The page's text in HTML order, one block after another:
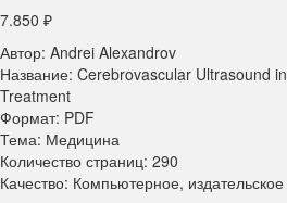
7.850 ₽
Автор: Andrei Alexandrov
Название: Cerebrovascular Ultrasound
Treatment
Формат: PDF
Тема: Медицина
Количество страниц: 290
Качество: Компьютерное, издательское